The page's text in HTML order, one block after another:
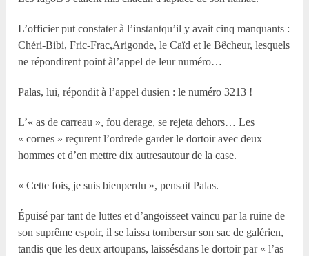
L’officier put constater à l’instantqu’il y avait cinq manquants :
Chéri-Bibi, Fric-Frac,Arigonde, le Caïd et le Bêcheur, lesquels
ne répondirent point àl’appel de leur numéro…
Palas, lui, répondit à l’appel dusien : le numéro 3213 !
L’« as de carreau », fou derage, se rejeta dehors… Les
« cornes » reçurent l’ordrede garder le dortoir avec deux
hommes et d’en mettre dix autresautour de la case.
« Cette fois, je suis bienperdu », pensait Palas.
Épuisé par tant de luttes et d’angoisseet vaincu par la ruine de
son suprême espoir, il se laissa tombersur son sac de galérien,
tandis que les deux artoupans, laissésdans le dortoir par « l’as